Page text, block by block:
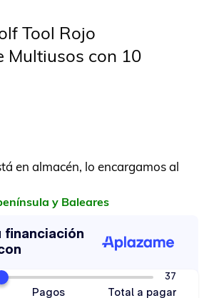
Tool Rojo
Multiusos con 10
en almacén, lo encargamos al
y Baleares